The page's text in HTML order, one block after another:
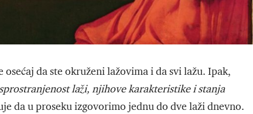
da ste okruženi lažovima i da svi lažu. Ipak,
laži, njihove karakteristike i stanja
da u proseku izgovorimo jednu do dve laži dnevno.